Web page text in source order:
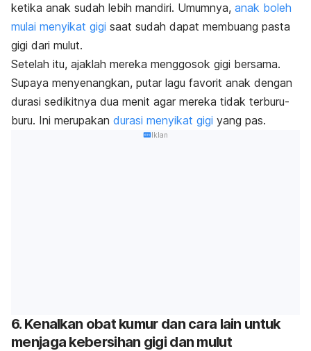
ketika anak sudah lebih mandiri. Umumnya, anak boleh
mulai menyikat gigi saat sudah dapat membuang pasta
gigi dari mulut.
Setelah itu, ajaklah mereka menggosok gigi bersama.
Supaya menyenangkan, putar lagu favorit anak dengan
durasi sedikitnya dua menit agar mereka tidak terburu-
buru. Ini merupakan durasi menyikat gigi yang pas.
Iklan
6. Kenalkan obat kumur dan cara lain untuk
menjaga kebersihan gigi dan mulut